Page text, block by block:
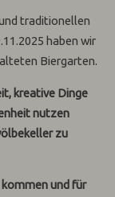
traditionellen
haben wir
Biergarten.
kreative Dinge
nutzen
zu
kommen und für